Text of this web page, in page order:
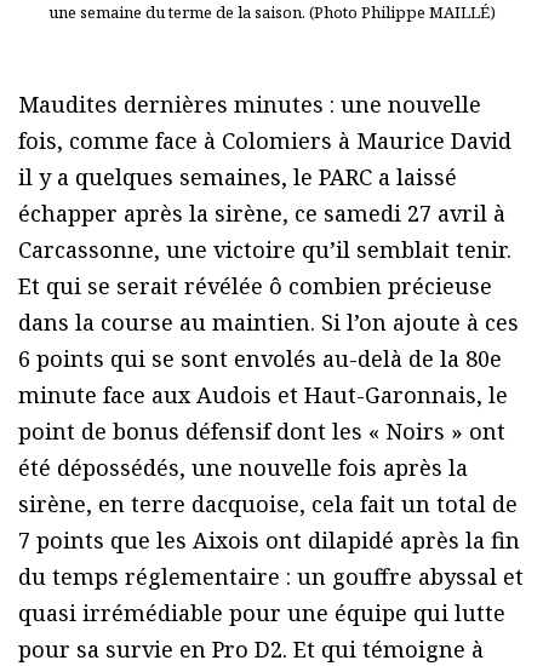
une semaine du terme de la saison. (Photo Philippe MAILLÉ)
Maudites dernières minutes : une nouvelle
fois, comme face à Colomiers à Maurice David
il y a quelques semaines, le PARC a laissé
échapper après la sirène, ce samedi 27 avril à
Carcassonne, une victoire qu’il semblait tenir.
Et qui se serait révélée ô combien précieuse
dans la course au maintien. Si l’on ajoute à ces
6 points qui se sont envolés au-delà de la 80e
minute face aux Audois et Haut-Garonnais, le
point de bonus défensif dont les « Noirs » ont
été dépossédés, une nouvelle fois après la
sirène, en terre dacquoise, cela fait un total de
7 points que les Aixois ont dilapidé après la fin
du temps réglementaire : un gouffre abyssal et
quasi irrémédiable pour une équipe qui lutte
pour sa survie en Pro D2. Et qui témoigne à